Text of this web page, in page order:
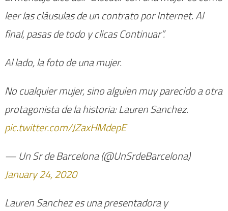
leer las cláusulas de un contrato por Internet. Al
final, pasas de todo y clicas Continuar”.
Al lado, la foto de una mujer.
No cualquier mujer, sino alguien muy parecido a otra
protagonista de la historia: Lauren Sanchez.
pic.twitter.com/JZaxHMdepE
— Un Sr de Barcelona (@UnSrdeBarcelona)
January 24, 2020
Lauren Sanchez es una presentadora y